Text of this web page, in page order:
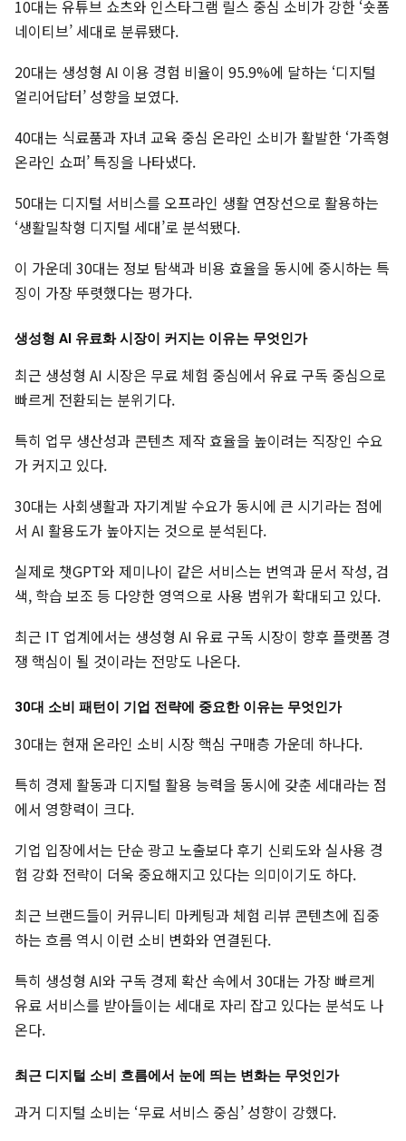
10대는 유튜브 쇼츠와 인스타그램 릴스 중심 소비가 강한 ‘숏폼
네이티브’ 세대로 분류됐다.
20대는 생성형 AI 이용 경험 비율이 95.9%에 달하는 ‘디지털
얼리어답터’ 성향을 보였다.
40대는 식료품과 자녀 교육 중심 온라인 소비가 활발한 ‘가족형
온라인 쇼퍼’ 특징을 나타냈다.
50대는 디지털 서비스를 오프라인 생활 연장선으로 활용하는
‘생활밀착형 디지털 세대’로 분석됐다.
이 가운데 30대는 정보 탐색과 비용 효율을 동시에 중시하는 특
징이 가장 뚜렷했다는 평가다.
생성형 AI 유료화 시장이 커지는 이유는 무엇인가
최근 생성형 AI 시장은 무료 체험 중심에서 유료 구독 중심으로
빠르게 전환되는 분위기다.
특히 업무 생산성과 콘텐츠 제작 효율을 높이려는 직장인 수요
가 커지고 있다.
30대는 사회생활과 자기계발 수요가 동시에 큰 시기라는 점에
서 AI 활용도가 높아지는 것으로 분석된다.
실제로 챗GPT와 제미나이 같은 서비스는 번역과 문서 작성, 검
색, 학습 보조 등 다양한 영역으로 사용 범위가 확대되고 있다.
최근 IT 업계에서는 생성형 AI 유료 구독 시장이 향후 플랫폼 경
쟁 핵심이 될 것이라는 전망도 나온다.
30대 소비 패턴이 기업 전략에 중요한 이유는 무엇인가
30대는 현재 온라인 소비 시장 핵심 구매층 가운데 하나다.
특히 경제 활동과 디지털 활용 능력을 동시에 갖춘 세대라는 점
에서 영향력이 크다.
기업 입장에서는 단순 광고 노출보다 후기 신뢰도와 실사용 경
험 강화 전략이 더욱 중요해지고 있다는 의미이기도 하다.
최근 브랜드들이 커뮤니티 마케팅과 체험 리뷰 콘텐츠에 집중
하는 흐름 역시 이런 소비 변화와 연결된다.
특히 생성형 AI와 구독 경제 확산 속에서 30대는 가장 빠르게
유료 서비스를 받아들이는 세대로 자리 잡고 있다는 분석도 나
온다.
최근 디지털 소비 흐름에서 눈에 띄는 변화는 무엇인가
과거 디지털 소비는 ‘무료 서비스 중심’ 성향이 강했다.